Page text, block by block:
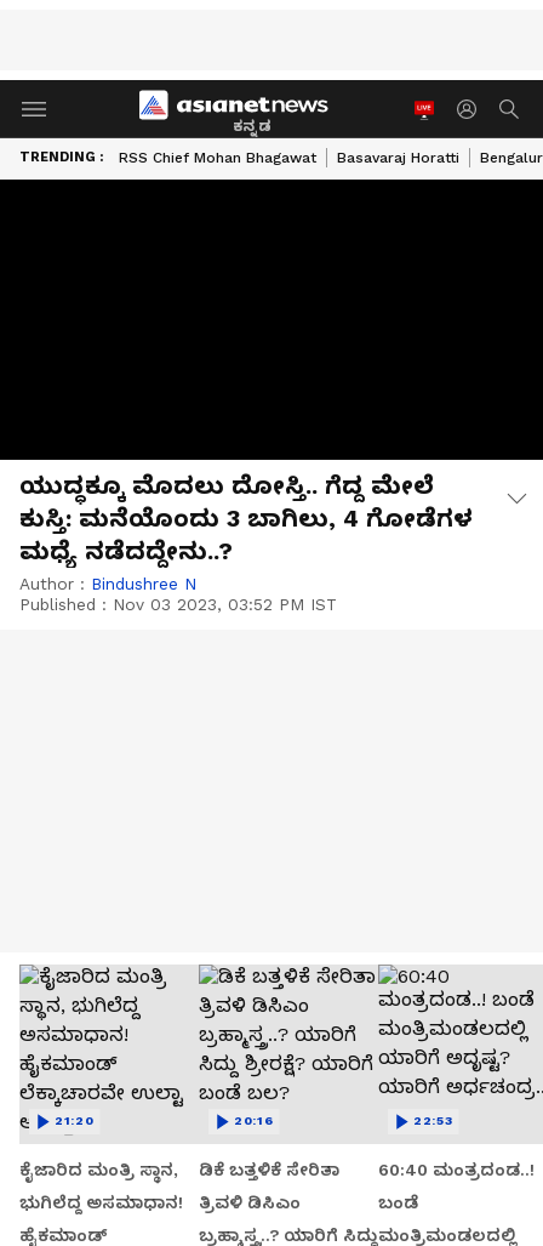
ಕನ್ನಡ
TRENDING : RSS Chief Mohan Bhagawat Basavaraj Horatti
ಯುದ್ಧಕ್ಕೂ ಮೊದಲು ದೋಸ್ತಿ.. ಗೆದ್ದ ಮೇಲೆ
ಕುಸ್ತಿ: ಮನೆಯೊಂದು 3 ಬಾಗಿಲು, 4 ಗೋಡೆಗಳ
ಮಧ್ಯೆ ನಡೆದದ್ದೇನು..?
Author : Bindushree N
Published : Nov 03 2023, 03:52 PM IST
ಕೈಜಾರಿದ ಮಂತ್ರಿ ಸ್ಥಾನ,
ಭುಗಿಲೆದ್ದ ಅಸಮಾಧಾನ!
ಹೈಕಮಾಂಡ್
21:20
ಡಿಕೆ ಬತ್ತಳಿಕೆ ಸೇರಿತಾ
ತ್ರಿವಳಿ ಡಿಸಿಎಂ
ಬ್ರಹ್ಮಾಸ್ತ್ರ..? ಯಾರಿಗೆ ಸಿದ್ದು
20:16
60:40 ಮಂತ್ರದಂಡ..!
ಬಂಡೆ
ಮಂತ್ರಿಮಂಡಲದಲ್ಲಿ
22:53